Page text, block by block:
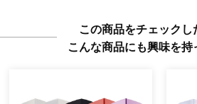
この商品をチェックし
こんな商品にも興味を